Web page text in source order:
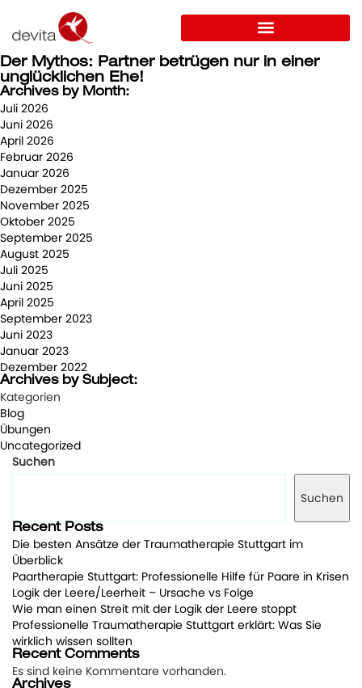
Der Mythos: Partner betrügen nur in einer
unglücklichen Ehe!
Archives by Month:
Juli 2026
Juni 2026
April 2026
Februar 2026
Januar 2026
Dezember 2025
November 2025
Oktober 2025
September 2025
August 2025
Juli 2025
Juni 2025
April 2025
September 2023
Juni 2023
Januar 2023
Dezember 2022
Archives by Subject:
Kategorien
Blog
Übungen
Uncategorized
Suchen
Suchen
Recent Posts
Die besten Ansätze der Traumatherapie Stuttgart im
Überblick
Paartherapie Stuttgart: Professionelle Hilfe für Paare in Krisen
Logik der Leere/Leerheit – Ursache vs Folge
Wie man einen Streit mit der Logik der Leere stoppt
Professionelle Traumatherapie Stuttgart erklärt: Was Sie
wirklich wissen sollten
Recent Comments
Es sind keine Kommentare vorhanden.
Archives